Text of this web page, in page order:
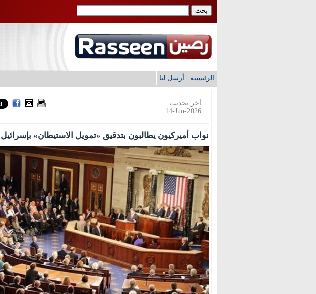
الرئيسية أرسل لنا
آخر تحديث
14-Jun-2026
نواب أميركيون يطالبون بتدقيق «تمويل الاستيطان» بإسرائيل